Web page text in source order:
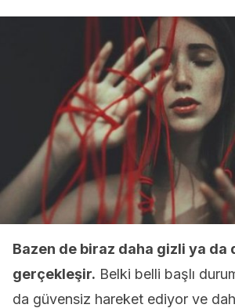
Bazen de biraz daha gizli ya da
gerçekleşir. Belki belli başlı
da güvensiz hareket ediyor ve